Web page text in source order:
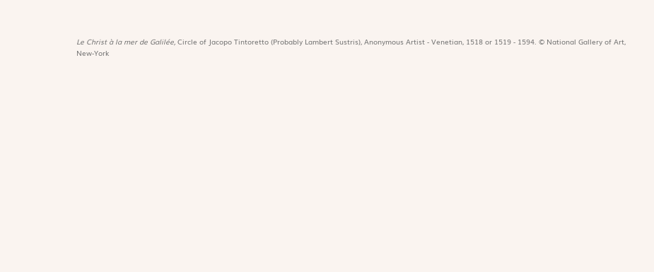
Le Christ à la mer de Galilée, Circle of Jacopo Tintoretto (Probably Lambert Sustris), Anonymous Artist - Venetian, 1518 or 1519 - 1594. © National Gallery of Art,
New-York